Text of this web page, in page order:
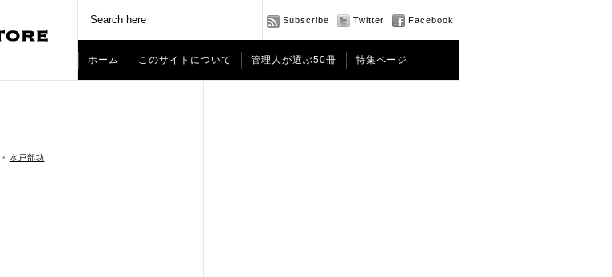
Subscribe Twitter Facebook
ホーム このサイトについて 管理人が選ぶ50冊 特集ページ
• 水戸部功